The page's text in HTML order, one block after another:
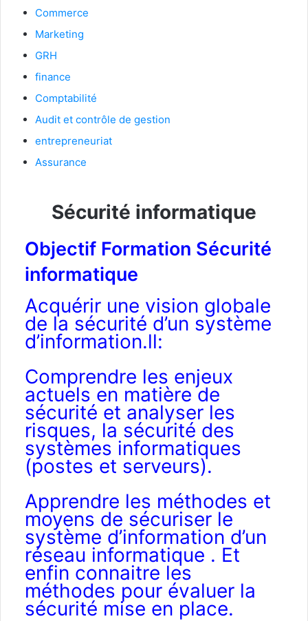
Commerce
Marketing
GRH
finance
Comptabilité
Audit et contrôle de gestion
entrepreneuriat
Assurance
Sécurité informatique
Objectif Formation Sécurité
informatique
Acquérir une vision globale
de la sécurité d’un système
d’information.ll:
Comprendre les enjeux
actuels en matière de
sécurité et analyser les
risques, la sécurité des
systèmes informatiques
(postes et serveurs).
Apprendre les méthodes et
moyens de sécuriser le
système d’information d’un
réseau informatique . Et
enfin connaitre les
méthodes pour évaluer la
sécurité mise en place.